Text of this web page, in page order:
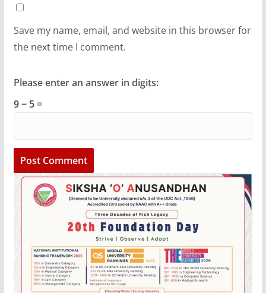
Save my name, email, and website in this browser for
the next time I comment.
Please enter an answer in digits:
9 − 5 =